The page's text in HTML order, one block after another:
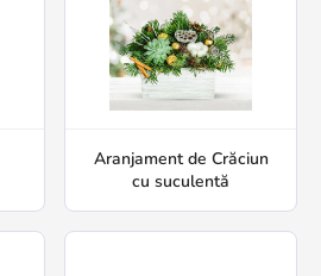
Aranjament de Crăciun
cu suculentă